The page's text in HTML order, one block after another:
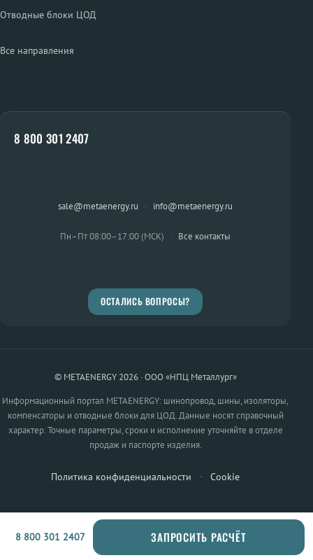
Отводные блоки ЦОД
Все направления
8 800 301 2407
sale@metaenergy.ru · info@metaenergy.ru
Пн–Пт 08:00–17:00 (МСК) · Все контакты
ОСТАЛИСЬ ВОПРОСЫ?
© METAENERGY 2026 · ООО «НПЦ Металлург»
Информационный портал METAENERGY: шинопровод, шины, изоляторы,
компенсаторы и отводные блоки для ЦОД. Данные носят справочный
характер. Точные параметры, сроки и исполнение уточняйте в отделе
продаж и паспорте изделия.
Политика конфиденциальности · Cookie
8 800 301 2407 ЗАПРОСИТЬ РАСЧЁТ